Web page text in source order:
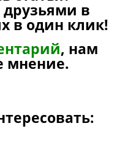
в
в один клик!
, нам
мнение.